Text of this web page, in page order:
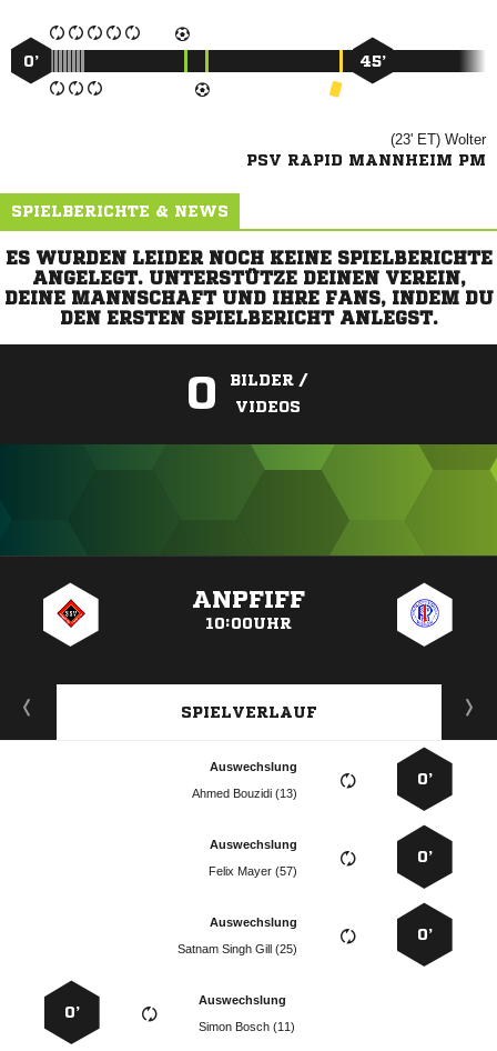
0’ 45’
(23' ET) 
PSV RAPID MANNHEIM PM
SPIELBERICHTE & NEWS
ES WURDEN LEIDER NOCH KEINE SPIELBERICHTE
ANGELEGT. UNTERSTÜTZE DEINEN VEREIN,
DEINE MANNSCHAFT UND IHRE FANS, INDEM DU
DEN ERSTEN SPIELBERICHT ANLEGST.
0
BILDER /
VIDEOS
ANPFIFF
10:00UHR
SPIELVERLAUF
0’
Auswechslung
  
0’
Auswechslung
  
0’
Auswechslung
   
Auswechslung
  
0’